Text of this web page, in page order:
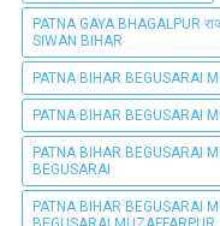
PATNA GAYA BHAGALPUR
SIWAN BIHAR
PATNA BIHAR BEGUSARAI
PATNA BIHAR BEGUSARAI
PATNA BIHAR BEGUSARAI
BEGUSARAI
PATNA BIHAR BEGUSARAI